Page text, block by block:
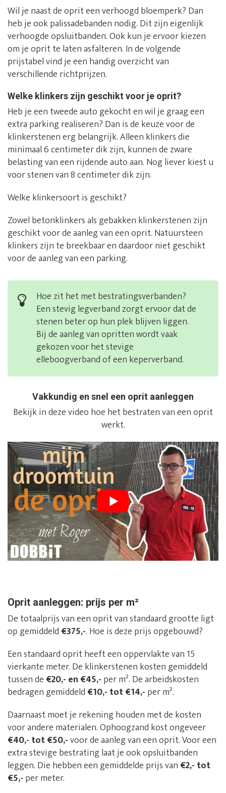
Wil je naast de oprit een verhoogd bloemperk? Dan
heb je ook palissadebanden nodig. Dit zijn eigenlijk
verhoogde opsluitbanden. Ook kun je ervoor kiezen
om je oprit te laten asfalteren. In de volgende
prijstabel vind je een handig overzicht van
verschillende richtprijzen.
Welke klinkers zijn geschikt voor je oprit?
Heb je een tweede auto gekocht en wil je graag een
extra parking realiseren? Dan is de keuze voor de
klinkerstenen erg belangrijk. Alleen klinkers die
minimaal 6 centimeter dik zijn, kunnen de zware
belasting van een rijdende auto aan. Nog liever kiest u
voor stenen van 8 centimeter dik zijn.
Welke klinkersoort is geschikt?
Zowel betonklinkers als gebakken klinkerstenen zijn
geschikt voor de aanleg van een oprit. Natuursteen
klinkers zijn te breekbaar en daardoor niet geschikt
voor de aanleg van een parking.
Hoe zit het met bestratingsverbanden?
Een stevig legverband zorgt ervoor dat de
stenen beter op hun plek blijven liggen.
Bij de aanleg van opritten wordt vaak
gekozen voor het stevige
elleboogverband of een keperverband.
Vakkundig en snel een oprit aanleggen
Bekijk in deze video hoe het bestraten van een oprit
werkt.
Oprit aanleggen: prijs per m²
De totaalprijs van een oprit van standaard grootte ligt
op gemiddeld €375,-. Hoe is deze prijs opgebouwd?
Een standaard oprit heeft een oppervlakte van 15
vierkante meter. De klinkerstenen kosten gemiddeld
tussen de €20,- en €45,- per m². De arbeidskosten
bedragen gemiddeld €10,- tot €14,- per m².
Daarnaast moet je rekening houden met de kosten
voor andere materialen. Ophoogzand kost ongeveer
€40,- tot €50,-voor de aanleg van een oprit. Voor een
extra stevige bestrating laat je ook opsluitbanden
leggen. Die hebben een gemiddelde prijs van €2,- tot
€5,- per meter.